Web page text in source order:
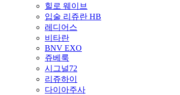
힐로 웨이브
입술 리쥬란 HB
레디어스
비타란
BNV EXO
쥬베룩
시그널72
리쥬하이
다이아주사